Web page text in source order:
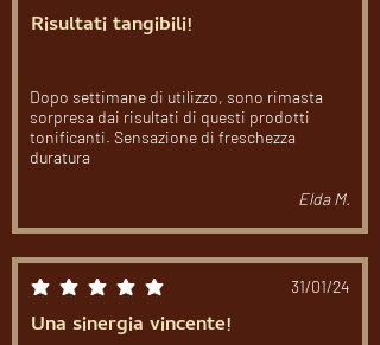
Risultati tangibili!
Dopo settimane di utilizzo, sono rimasta
sorpresa dai risultati di questi prodotti
tonificanti. Sensazione di freschezza
duratura
Elda M.
la valutazione media è 5 su 5 31/01/24
Una sinergia vincente!